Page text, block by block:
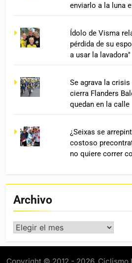
enviarlo a la luna
Ídolo de Visma
pérdida de su
a usar la lavadora"
Se agrava la
cierra Flanders
quedan en la calle
¿Seixas se
costoso
no quiere correr
Archivo
Archivo